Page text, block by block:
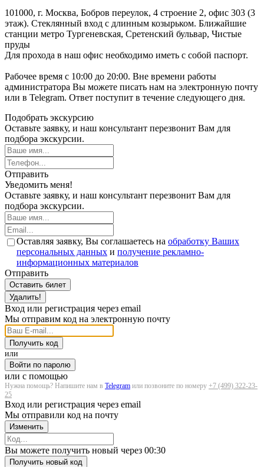
101000, г. Москва, Бобров переулок, 4 строение 2, офис 303 (3
этаж). Стеклянный вход с длинным козырьком. Ближайшие
станции метро Тургеневская, Сретенский бульвар, Чистые
пруды
Для прохода в наш офис необходимо иметь с собой паспорт.
Рабочее время с 10:00 до 20:00. Вне времени работы
администратора Вы можете писать нам на электронную почту
или в Telegram. Ответ поступит в течение следующего дня.
Подобрать экскурсию
Оставьте заявку, и наш консультант перезвонит Вам для
подбора экскурсии.
Отправить
Уведомить меня!
Оставьте заявку, и наш консультант перезвонит Вам для
подбора экскурсии.
Оставляя заявку, Вы соглашаетесь на обработку Ваших
персональных данных и получение рекламно-
информационных материалов
Отправить
Оставить билет
Удалить!
Вход или регистрация через email
Мы отправим код на электронную почту
Получить код
или
Войти по паролю
или с помощью
Нужна помощь? Напишите нам в Telegram или позвоните по номеру +7 (499) 322-23-
25
Вход или регистрация через email
Мы отправили код на почту
Изменить
Загрузка...
Вы можете получить новый через 00:30
Получить новый код